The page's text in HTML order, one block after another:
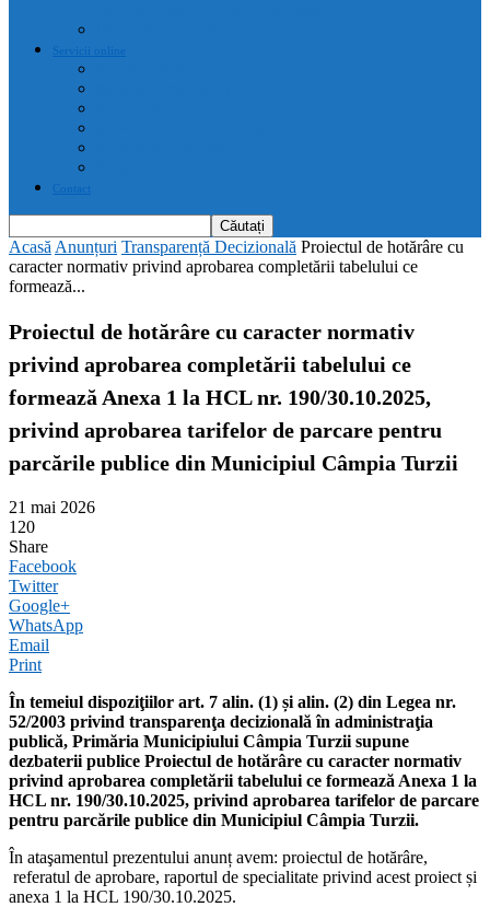
Servicii online
Contact
AcasăAnunțuri Transparență Decizională Proiectul de hotărâre cu
caracter normativ privind aprobarea completării tabelului ce
formează...
Proiectul de hotărâre cu caracter normativ
privind aprobarea completării tabelului ce
formează Anexa 1 la HCL nr. 190/30.10.2025,
privind aprobarea tarifelor de parcare pentru
parcările publice din Municipiul Câmpia Turzii
21 mai 2026
120
Share
Facebook
Twitter
Google+
WhatsApp
Email
Print
În temeiul dispoziţiilor art. 7 alin. (1) și alin. (2) din Legea nr.
52/2003 privind transparenţa decizională în administraţia
publică, Primăria Municipiului Câmpia Turzii supune
dezbaterii publice Proiectul de hotărâre cu caracter normativ
privind aprobarea completării tabelului ce formează Anexa 1 la
HCL nr. 190/30.10.2025, privind aprobarea tarifelor de parcare
pentru parcările publice din Municipiul Câmpia Turzii.
În ataşamentul prezentului anunț avem: proiectul de hotărâre,
referatul de aprobare, raportul de specialitate privind acest proiect și
anexa 1 la HCL 190/30.10.2025.